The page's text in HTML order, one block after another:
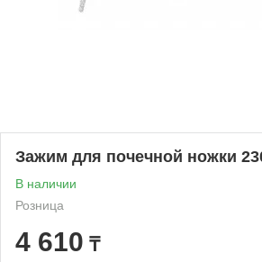
Зажим для почечной ножки
В наличии
Розница
4 610 ₸